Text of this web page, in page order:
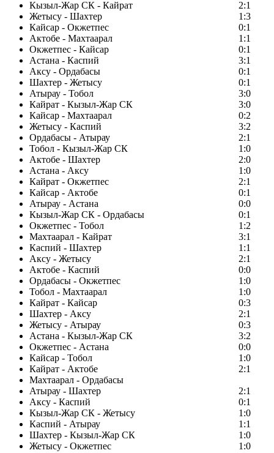
Кызыл-Жар СК - Кайрат
2:1
Жетысу - Шахтер
1:3
Кайсар - Окжетпес
0:1
Актобе - Махтаарал
1:1
Окжетпес - Кайсар
0:1
Астана - Каспий
3:1
Аксу - Ордабасы
0:1
Шахтер - Жетысу
0:1
Атырау - Тобол
3:0
Кайрат - Кызыл-Жар СК
3:0
Кайсар - Махтаарал
0:2
Жетысу - Каспий
3:2
Ордабасы - Атырау
2:1
Тобол - Кызыл-Жар СК
1:0
Актобе - Шахтер
2:0
Астана - Аксу
1:0
Кайрат - Окжетпес
2:1
Кайсар - Актобе
0:1
Атырау - Астана
0:0
Кызыл-Жар СК - Ордабасы
0:1
Окжетпес - Тобол
1:2
Махтаарал - Кайрат
3:1
Каспий - Шахтер
1:1
Аксу - Жетысу
2:1
Актобе - Каспий
0:0
Ордабасы - Окжетпес
1:0
Тобол - Махтаарал
1:0
Кайрат - Кайсар
0:3
Шахтер - Аксу
2:1
Жетысу - Атырау
0:3
Астана - Кызыл-Жар СК
3:2
Окжетпес - Астана
0:0
Кайсар - Тобол
1:0
Кайрат - Актобе
2:1
Махтаарал - Ордабасы
Атырау - Шахтер
2:1
Аксу - Каспий
0:1
Кызыл-Жар СК - Жетысу
1:0
Каспий - Атырау
1:1
Шахтер - Кызыл-Жар СК
1:0
Жетысу - Окжетпес
1:0